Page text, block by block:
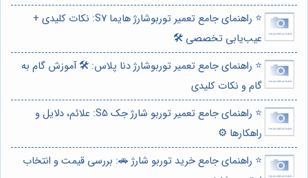
⭐️ راهنمای جامع تعمیر توربوشارژ هایما S7: نکات کلیدی +
عیب‌یابی تخصصی 🛠️
⭐️ راهنمای جامع تعمیر توربوشارژ دنا پلاس: 🛠️ آموزش گام به
گام و نکات کلیدی
⭐️ راهنمای جامع تعمیر توربو شارژ جک S5: علائم، دلایل و
راهکارها ⚙️
⭐️ راهنمای جامع خرید توربو شارژ 🚗: بررسی قیمت و انتخاب